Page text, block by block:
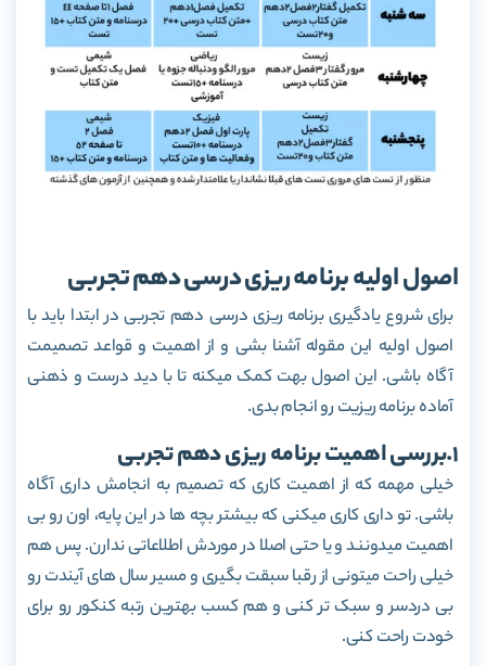
اصول اولیه برنامه ریزی درسی دهم تجربی
برای شروع یادگیری برنامه ریزی درسی دهم تجربی در ابتدا باید با
اصول اولیه این مقوله آشنا بشی و از اهمیت و قواعد تصمیمت
آگاه باشی. این اصول بهت کمک میکنه تا با دید درست و ذهنی
آماده برنامه ریزیت رو انجام بدی.
1.بررسی اهمیت برنامه ریزی دهم تجربی
خیلی مهمه که از اهمیت کاری که تصمیم به انجامش داری آگاه
باشی. تو داری کاری می­کنی که بیشتر بچه ها در این پایه، اون رو بی
اهمیت می­دونند و یا حتی اصلا در موردش اطلاعاتی ندارن. پس هم
خیلی راحت میتونی از رقبا سبقت بگیری و مسیر سال های آیندت رو
بی دردسر و سبک تر کنی و هم کسب بهترین رتبه کنکور رو برای
خودت راحت کنی.